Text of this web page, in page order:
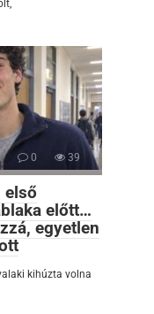
0 39
első
előtt…
egyetlen
kihúzta volna